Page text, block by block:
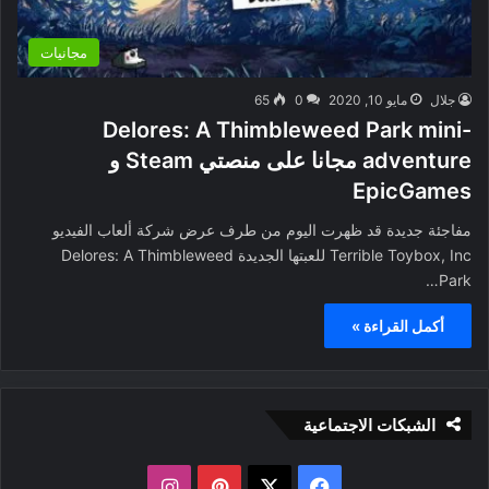
مجانيات
جلال مايو 10, 2020 0
65
Delores: A Thimbleweed Park mini-
adventure مجانا على منصتي Steam و
EpicGames
مفاجئة جديدة قد ظهرت اليوم من طرف عرض شركة ألعاب الفيديو
Terrible Toybox, Inc للعبتها الجديدة Delores: A Thimbleweed
Park…
أكمل القراءة »
الشبكات الاجتماعية